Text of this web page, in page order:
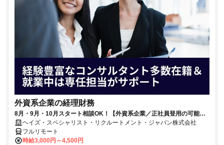
外資系企業の経理財務
8月・9月・10月スタート相談OK！【外資系企業／正社員登用の可能性
大／700万～800万／リモート勤務OK】経理財務
ヘイズ・スペシャリスト・リクルートメント・ジャパン株式会社
フルリモート
時給3,000円～4,500円